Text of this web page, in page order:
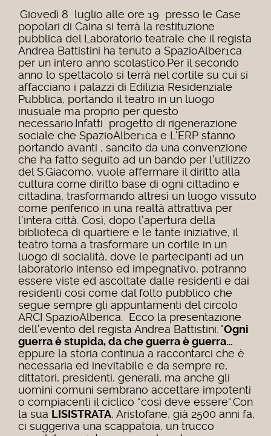
Giovedì 8 luglio alle ore 19 presso le Case
popolari di Caina si terrà la restituzione
pubblica del Laboratorio teatrale che il regista
Andrea Battistini ha tenuto a SpazioAlber1ca
per un intero anno scolastico.Per il secondo
anno lo spettacolo si terrà nel cortile su cui si
affacciano i palazzi di Edilizia Residenziale
Pubblica, portando il teatro in un luogo
inusuale ma proprio per questo
necessario.Infatti progetto di rigenerazione
sociale che SpazioAlber1ca e L'ERP stanno
portando avanti , sancito da una convenzione
che ha fatto seguito ad un bando per l'utilizzo
del S.Giacomo, vuole affermare il diritto alla
cultura come diritto base di ogni cittadino e
cittadina, trasformando altresì un luogo vissuto
come periferico in una realtà attrattiva per
l'intera città. Così, dopo l'apertura della
biblioteca di quartiere e le tante iniziative, il
teatro torna a trasformare un cortile in un
luogo di socialità, dove le partecipanti ad un
laboratorio intenso ed impegnativo, potranno
essere viste ed ascoltate dalle residenti e dai
residenti così come dal folto pubblico che
segue sempre gli appuntamenti del circolo
ARCI SpazioAlberica. Ecco la presentazione
dell'evento del regista Andrea Battistini: "Ogni
guerra è stupida, da che guerra è guerra…
eppure la storia continua a raccontarci che è
necessaria ed inevitabile e da sempre re,
dittatori, presidenti, generali, ma anche gli
uomini comuni sembrano accettare impotenti
o compiacenti il ciclico “così deve essere”.Con
la sua LISISTRATA, Aristofane, già 2500 anni fa,
ci suggeriva una scappatoia, un trucco